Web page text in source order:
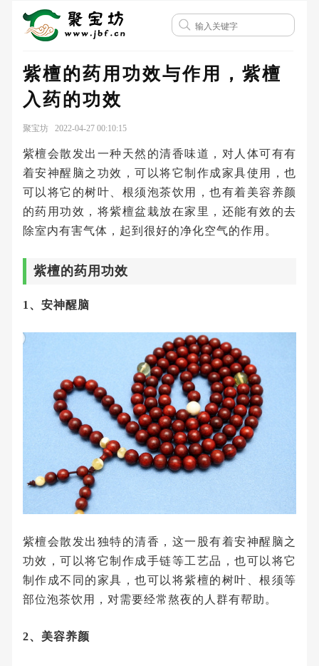
紫檀的药用功效与作用，紫檀
入药的功效
聚宝坊 2022-04-27 00:10:15
紫檀会散发出一种天然的清香味道，对人体可有有
着安神醒脑之功效，可以将它制作成家具使用，也
可以将它的树叶、根须泡茶饮用，也有着美容养颜
的药用功效，将紫檀盆栽放在家里，还能有效的去
除室内有害气体，起到很好的净化空气的作用。
紫檀的药用功效
1、安神醒脑
紫檀会散发出独特的清香，这一股有着安神醒脑之
功效，可以将它制作成手链等工艺品，也可以将它
制作成不同的家具，也可以将紫檀的树叶、根须等
部位泡茶饮用，对需要经常熬夜的人群有帮助。
2、美容养颜